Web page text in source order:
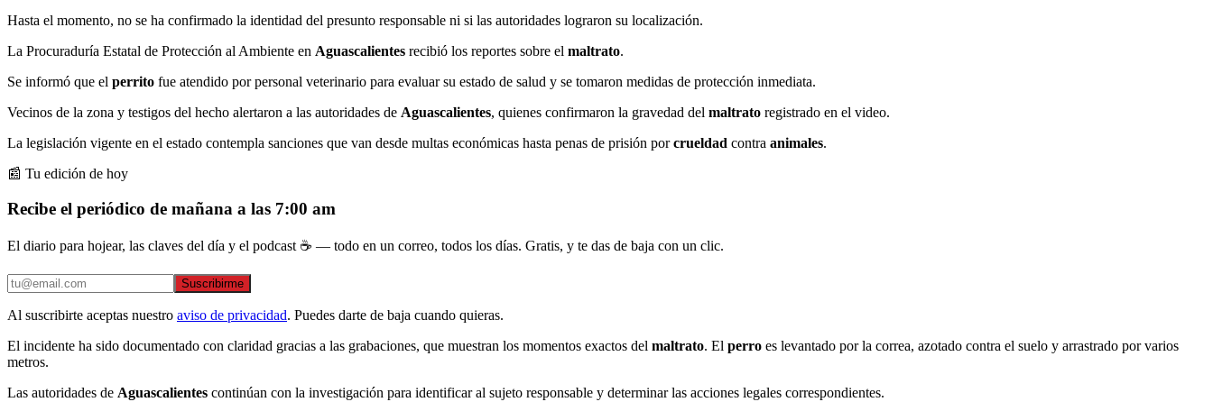
Hasta el momento, no se ha confirmado la identidad del presunto responsable ni si las autoridades lograron su localización.
La Procuraduría Estatal de Protección al Ambiente en Aguascalientes recibió los reportes sobre el maltrato.
Se informó que el perrito fue atendido por personal veterinario para evaluar su estado de salud y se tomaron medidas de protección inmediata.
Vecinos de la zona y testigos del hecho alertaron a las autoridades de Aguascalientes, quienes confirmaron la gravedad del maltrato registrado en el video.
La legislación vigente en el estado contempla sanciones que van desde multas económicas hasta penas de prisión porcrueldad contra animales.
📰 Tu edición de hoy
Recibe el periódico de mañana a las 7:00 am
El diario para hojear, las claves del día y el podcast ☕ — todo en un correo, todos los días. Gratis, y te das de baja con un clic.
Suscribirme
Al suscribirte aceptas nuestro aviso de privacidad. Puedes darte de baja cuando quieras.
El incidente ha sido documentado con claridad gracias a las grabaciones, que muestran los momentos exactos del maltrato. El perro es levantado por la correa, azotado contra el suelo y arrastrado por varios
metros.
Las autoridades de Aguascalientes continúan con la investigación para identificar al sujeto responsable y determinar las acciones legales correspondientes.